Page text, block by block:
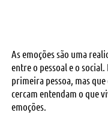
As emoções são uma
entre o pessoal e o
primeira pessoa, mas
cercam entendam o que
emoções.